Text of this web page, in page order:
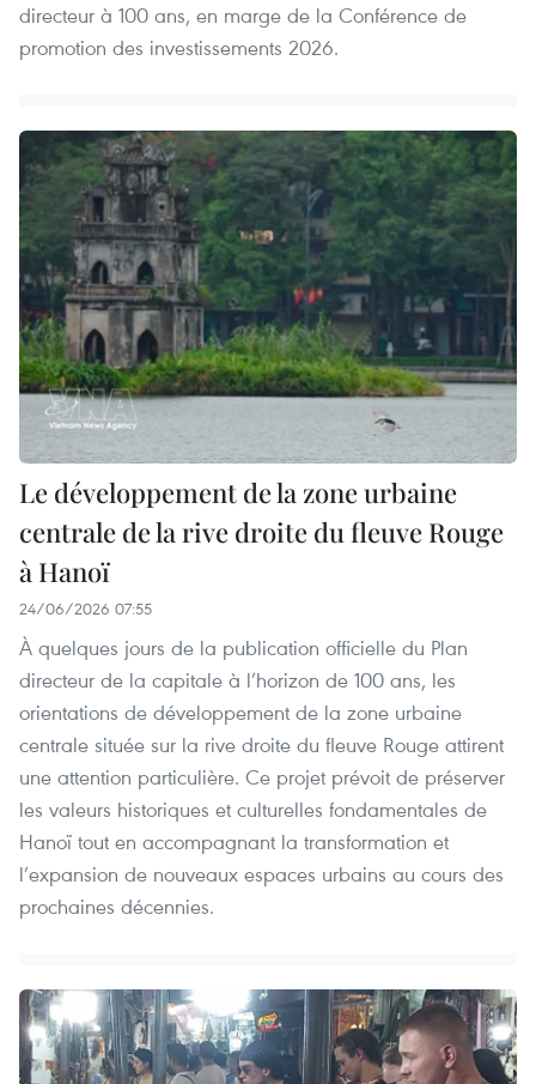
directeur à 100 ans, en marge de la Conférence de
promotion des investissements 2026.
Le développement de la zone urbaine
centrale de la rive droite du fleuve Rouge
à Hanoï
24/06/2026 07:55
À quelques jours de la publication officielle du Plan
directeur de la capitale à l’horizon de 100 ans, les
orientations de développement de la zone urbaine
centrale située sur la rive droite du fleuve Rouge attirent
une attention particulière. Ce projet prévoit de préserver
les valeurs historiques et culturelles fondamentales de
Hanoï tout en accompagnant la transformation et
l’expansion de nouveaux espaces urbains au cours des
prochaines décennies.